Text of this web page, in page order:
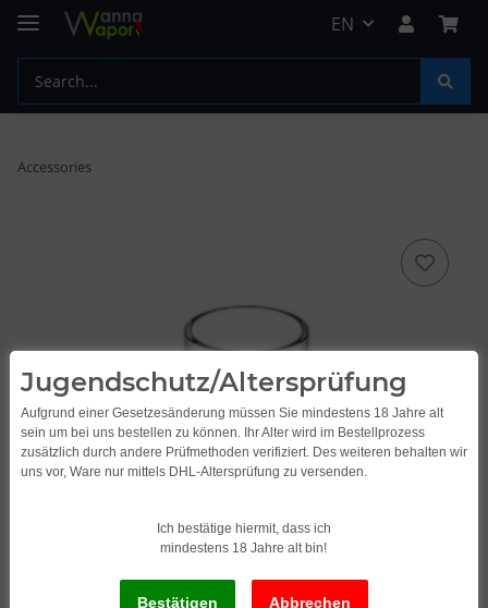
EN
Accessories
Jugendschutz/Altersprüfung
Aufgrund einer Gesetzesänderung müssen Sie mindestens 18 Jahre alt
sein um bei uns bestellen zu können. Ihr Alter wird im Bestellprozess
zusätzlich durch andere Prüfmethoden verifiziert. Des weiteren behalten wir
uns vor, Ware nur mittels DHL-Altersprüfung zu versenden.
Ich bestätige hiermit, dass ich
mindestens 18 Jahre alt bin!